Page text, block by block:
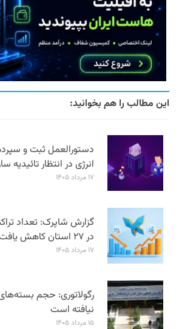
این مطالب را هم بخوانید:
دستورالعمل ثبت و
انرژی در انتظار
۱۷ مرداد ۱۴۰۵
گزارش شاپرک: تعداد
در ۲۷ استان‌ کاهش یافت
۱۷ مرداد ۱۴۰۵
رگولاتوری: حجم
نیافته است
۱۵ مرداد ۱۴۰۵